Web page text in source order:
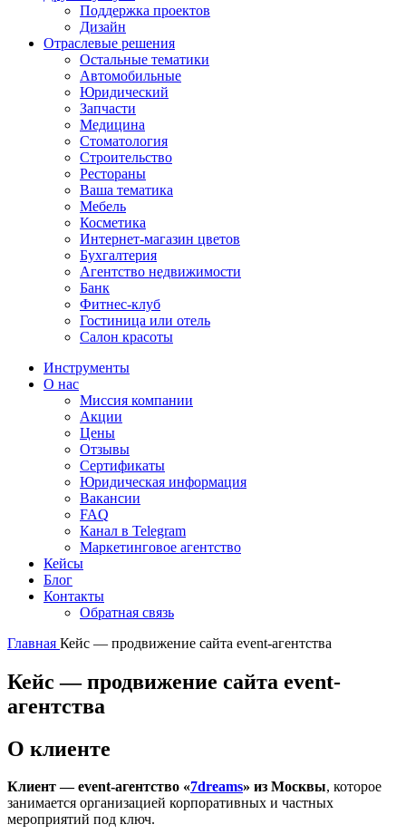
Поддержка проектов
Дизайн
Отраслевые решения
Остальные тематики
Автомобильные
Юридический
Запчасти
Медицина
Стоматология
Строительство
Рестораны
Ваша тематика
Мебель
Косметика
Интернет-магазин цветов
Бухгалтерия
Агентство недвижимости
Банк
Фитнес-клуб
Гостиница или отель
Салон красоты
Инструменты
О нас
Миссия компании
Акции
Цены
Отзывы
Сертификаты
Юридическая информация
Вакансии
FAQ
Канал в Telegram
Маркетинговое агентство
Кейсы
Блог
Контакты
Обратная связь
Главная Кейс — продвижение сайта event-агентства
Кейс — продвижение сайта event-
агентства
О клиенте
Клиент — event-агентство «7dreams» из Москвы, которое
занимается организацией корпоративных и частных
мероприятий под ключ.